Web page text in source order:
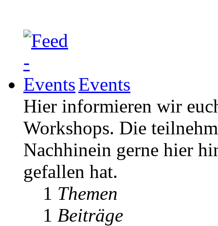
Events
Hier informieren wir
Workshops. Die
Nachhinein gerne hier
gefallen hat.
1 Themen
1 Beiträge